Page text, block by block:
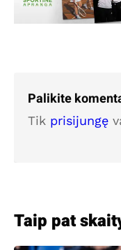
Palikite
Tik prisijungę
Taip pat